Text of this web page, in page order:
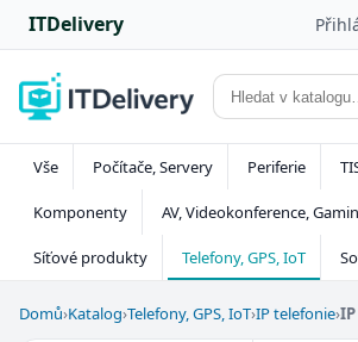
ITDelivery
Vše Počítače, Servery Periferie
Komponenty AV, Videokonference,
Síťové produkty Telefony, GPS, IoT
Domů›Katalog›Telefony, GPS, IoT›IP telefonie›